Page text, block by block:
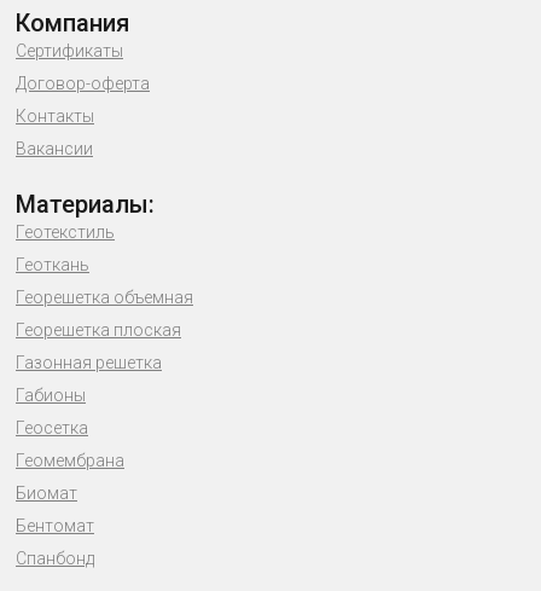
Компания
Сертификаты
Договор-оферта
Контакты
Вакансии
Материалы:
Геотекстиль
Геоткань
Георешетка объемная
Георешетка плоская
Газонная решетка
Габионы
Геосетка
Геомембрана
Биомат
Бентомат
Спанбонд